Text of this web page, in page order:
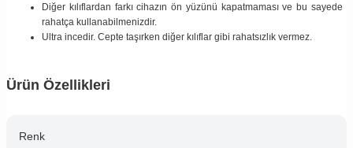
Diğer kılıflardan farkı cihazın ön yüzünü kapatmaması ve bu sayede
rahatça kullanabilmenizdir.
Ultra incedir. Cepte taşırken diğer kılıflar gibi rahatsızlık vermez.
Ürün Özellikleri
Renk